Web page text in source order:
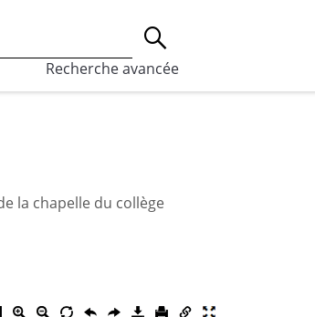
qui sont utilisés à des fins de
Recherche avancée
la chapelle du collège